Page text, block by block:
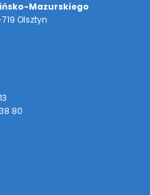
Mazurskiego
Olsztyn
80